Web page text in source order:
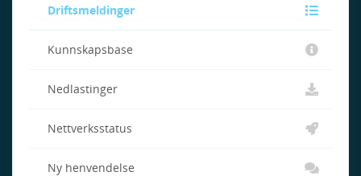
Driftsmeldinger
Kunnskapsbase
Nedlastinger
Nettverksstatus
Ny henvendelse